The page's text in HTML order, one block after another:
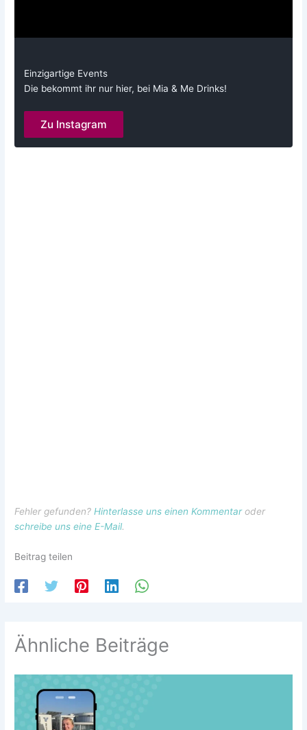
Einzigartige Events
Die bekommt ihr nur hier, bei Mia & Me Drinks!
Zu Instagram
Fehler gefunden?Hinterlasse uns einen Kommentaroder
schreibe uns eine E-Mail.
Beitrag teilen
Ähnliche Beiträge